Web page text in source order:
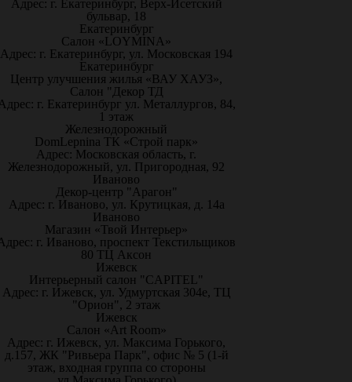
Адрес: г. Екатеринбург, Верх-Исетский
бульвар, 18
Екатеринбург
Салон «LOYMINA»
Адрес: г. Екатеринбург, ул. Московская 194
Екатеринбург
Центр улучшения жилья «ВАУ ХАУЗ»,
Салон "Декор ТД
г. Екатеринбург ул. Металлургов, 84,
1 этаж
Железнодорожный
DomLepnina ТК «Строй парк»
Адрес: Московская область, г.
Железнодорожный, ул. Пригородная, 92
Иваново
Декор-центр "Арагон"
Адрес: г. Иваново, ул. Крутицкая, д. 14а
Иваново
Магазин «Твой Интерьер»
г. Иваново, проспект Текстильщиков
80 ТЦ Аксон
Ижевск
Интерьерный салон "CAPITEL"
Адрес: г. Ижевск, ул. Удмуртская 304е, ТЦ
"Орион", 2 этаж
Ижевск
Салон «Art Room»
Адрес: г. Ижевск, ул. Максима Горького,
д.157, ЖК "Ривьера Парк", офис № 5 (1-й
этаж, входная группа со стороны